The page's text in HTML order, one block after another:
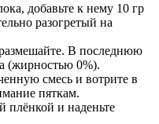
добавьте к нему 10 гр
разогретый на
В последнюю
(жирностью 0%).
смесь и вотрите в
пяткам.
плёнкой и наденьте